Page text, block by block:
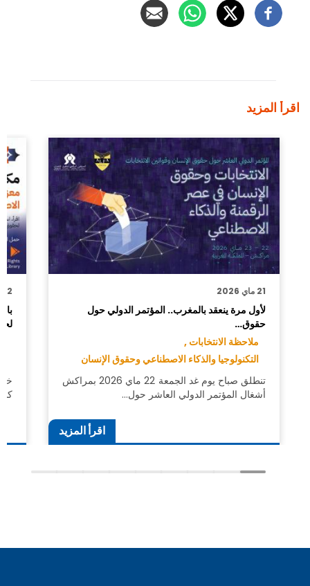
اقرأ المزيد
21 ماي 2026
لأول مرة ينعقد بالمغرب.. المؤتمر الدولي حول
حقوق…
ملاحظة الانتخابات ,
التكنولوجيا والذكاء الاصطناعي وحقوق الإنسان
تنطلق صباح يوم غد الجمعة 22 ماي 2026 بمراكش
أشغال المؤتمر الدولي العاشر حول…
اقرأ المزيد
2 ماي 2026